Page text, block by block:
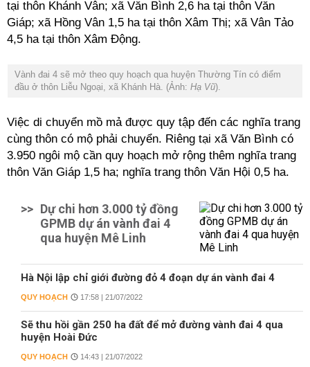
tại thôn Khánh Vân; xã Văn Bình 2,6 ha tại thôn Văn
Giáp; xã Hồng Vân 1,5 ha tại thôn Xâm Thị; xã Vân Tảo
4,5 ha tại thôn Xâm Động.
Vành đai 4 sẽ mở theo quy hoạch qua huyện Thường Tín có điểm
đầu ở thôn Liễu Ngoại, xã Khánh Hà. (Ảnh: Hạ Vũ).
Việc di chuyển mồ mả được quy tập đến các nghĩa trang
cùng thôn có mộ phải chuyển. Riêng tại xã Văn Bình có
3.950 ngôi mộ cần quy hoạch mở rộng thêm nghĩa trang
thôn Văn Giáp 1,5 ha; nghĩa trang thôn Văn Hội 0,5 ha.
>> Dự chi hơn 3.000 tỷ đồng
GPMB dự án vành đai 4
qua huyện Mê Linh
Hà Nội lập chỉ giới đường đỏ 4 đoạn dự án vành đai 4
QUY HOẠCH 17:58 | 21/07/2022
Sẽ thu hồi gần 250 ha đất để mở đường vành đai 4 qua
huyện Hoài Đức
QUY HOẠCH 14:43 | 21/07/2022